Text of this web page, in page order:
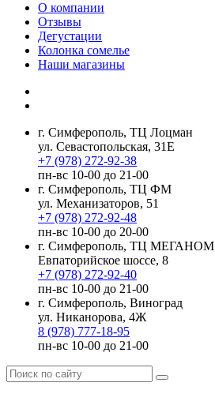
О компании
Отзывы
Дегустации
Колонка сомелье
Наши магазины
г. Симферополь, ТЦ Лоцман
ул. Севастопольская, 31Е
+7 (978) 272-92-38
пн-вс 10-00 до 21-00
г. Симферополь, ТЦ ФМ
ул. Механизаторов, 51
+7 (978) 272-92-48
пн-вс 10-00 до 20-00
г. Симферополь, ТЦ МЕГАНОМ
Евпаторийское шоссе, 8
+7 (978) 272-92-40
пн-вс 10-00 до 21-00
г. Симферополь, Виноград
ул. Никанорова, 4Ж
8 (978) 777-18-95
пн-вс 10-00 до 21-00